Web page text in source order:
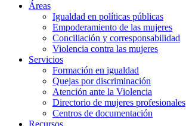
Áreas
Igualdad en políticas públicas
Empoderamiento de las mujeres
Conciliación y corresponsabilidad
Violencia contra las mujeres
Servicios
Formación en igualdad
Quejas por discriminación
Atención ante la Violencia
Directorio de mujeres profesionales
Centros de documentación
Recursos